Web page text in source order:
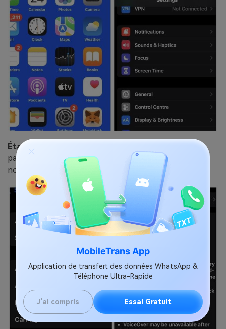
MobileTrans App
Application de transfert des données WhatsApp &
Téléphone Ultra-Rapide
J'ai compris Essai Gratuit
Étape 2:
page Général et attendez que l'iPhone recherche une
nouvelle mise à jour.